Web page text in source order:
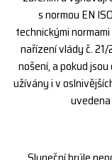
s normou EN
technickými
nařízení vlády č.
nošení, a pokud
užívány i v